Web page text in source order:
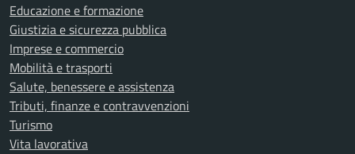
Educazione e formazione
Giustizia e sicurezza pubblica
Imprese e commercio
Mobilità e trasporti
Salute, benessere e assistenza
Tributi, finanze e contravvenzioni
Turismo
Vita lavorativa